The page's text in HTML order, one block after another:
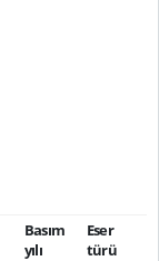
Basım
yılı
Eser
türü